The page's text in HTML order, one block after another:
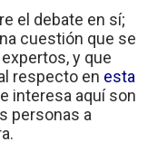
el debate en sí;
cuestión que se
y que
respecto en esta
interesa aquí son
personas a